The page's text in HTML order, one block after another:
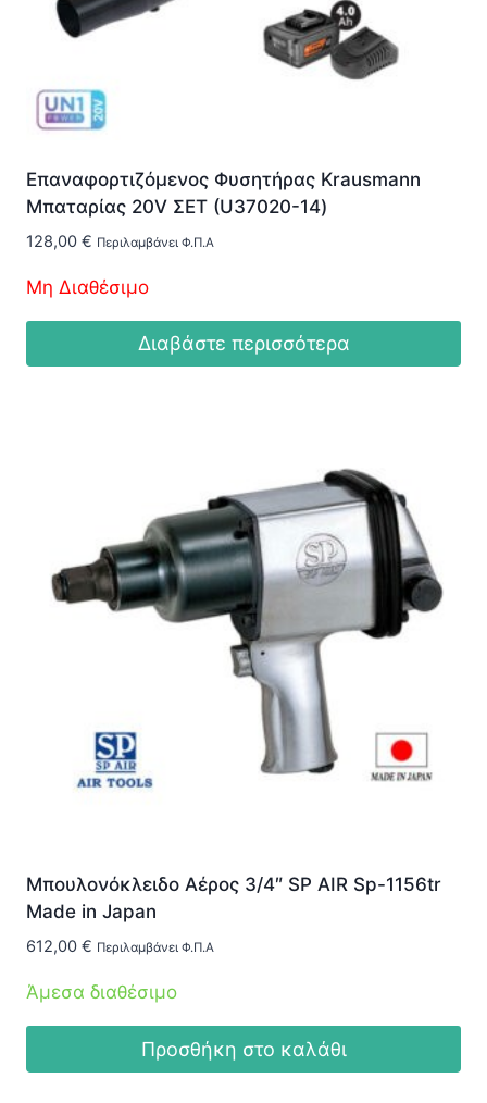
Επαναφορτιζόμενος Φυσητήρας Krausmann
Μπαταρίας 20V ΣΕΤ (U37020-14)
128,00 € Περιλαμβάνει Φ.Π.Α
Μη Διαθέσιμο
Διαβάστε περισσότερα
Μπουλονόκλειδο Αέρος 3/4″ SP AIR Sp-1156tr
Made in Japan
612,00 € Περιλαμβάνει Φ.Π.Α
Άμεσα διαθέσιμο
Προσθήκη στο καλάθι